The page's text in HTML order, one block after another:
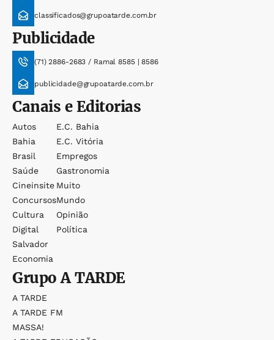
classificados@grupoatarde.com.br
Publicidade
(71) 2886-2683 / Ramal 8585 | 8586
publicidade@grupoatarde.com.br
Canais e Editorias
Autos
Bahia
Brasil
Saúde
Cineinsite
Concursos
Cultura
Digital
Salvador
Economia
E.c. Bahia
E.c. Vitória
Empregos
Gastronomia
Muito
Mundo
Opinião
Política
GrupoA TARDE
A TARDE
A TARDE FM
MASSA!